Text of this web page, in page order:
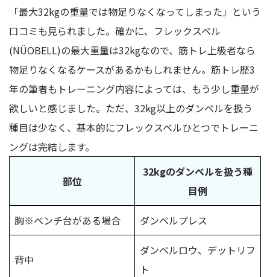
「最大32kgの重量では物足りなくなってしまった」という
口コミも見られました。確かに、フレックスベル
(NÜOBELL)の最大重量は32kgなので、筋トレ上級者なら
物足りなくなるケースがあるかもしれません。筋トレ歴3
年の筆者もトレーニング内容によっては、もう少し重量が
欲しいと感じました。ただ、32kg以上のダンベルを扱う
種目は少なく、基本的にフレックスベルひとつでトレーニ
ングは完結します。
部位
32kgのダンベルを扱う種
目例
胸※ベンチ台がある場合 ダンベルプレス
背中
ダンベルロウ、デットリフ
ト